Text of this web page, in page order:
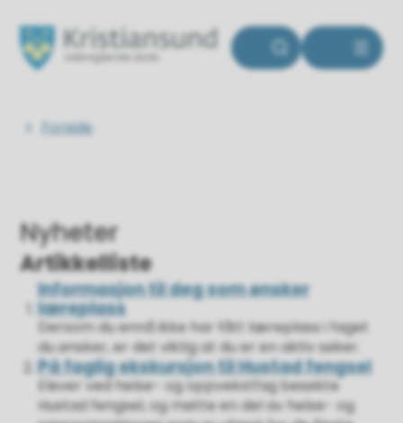
Du er her:
Forside
Nyheter
Artikkelliste
Informasjon til deg som ønsker
læreplass
Dersom du ennå ikke har fått læreplass i faget
du ønsker, er det viktig at du er en aktiv søker.
På faglig ekskursjon til Hustad fengsel
Elever ved helse- og oppvekstfag besøkte
Hustad fengsel, og møtte en del av helse- og